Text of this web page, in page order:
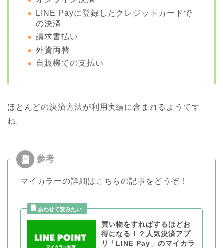
LINE Payに登録したクレジットカードで
の決済
請求書払い
外貨両替
自販機での支払い
ほとんどの決済方法が利用実績に含まれるようです
ね。
マイカラーの詳細はこちらの記事をどうぞ！
買い物をすればするほどお
得になる！？人気決済アプ
リ「LINE Pay」のマイカラ